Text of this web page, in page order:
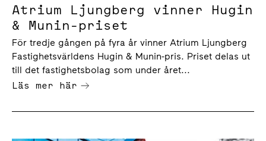
Atrium Ljungberg vinner Hugin
& Munin-priset
För tredje gången på fyra år vinner Atrium Ljungberg
Fastighetsvärldens Hugin & Munin-pris. Priset delas ut
till det fastighetsbolag som under året...
Läs mer här